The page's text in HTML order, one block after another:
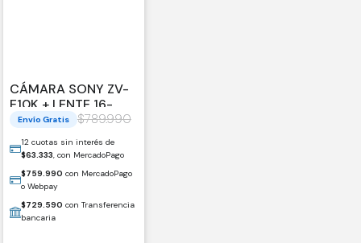
CÁMARA SONY ZV-
E10K + LENTE 16-
50MM OSS$789.990
Envío Gratis
12 cuotas sin interés de
$63.333, con MercadoPago
$759.990 con MercadoPago
o Webpay
$729.590 con Transferencia
bancaria